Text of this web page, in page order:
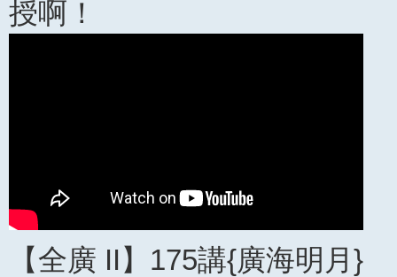
授啊！
【全廣 II】175講{廣海明月}